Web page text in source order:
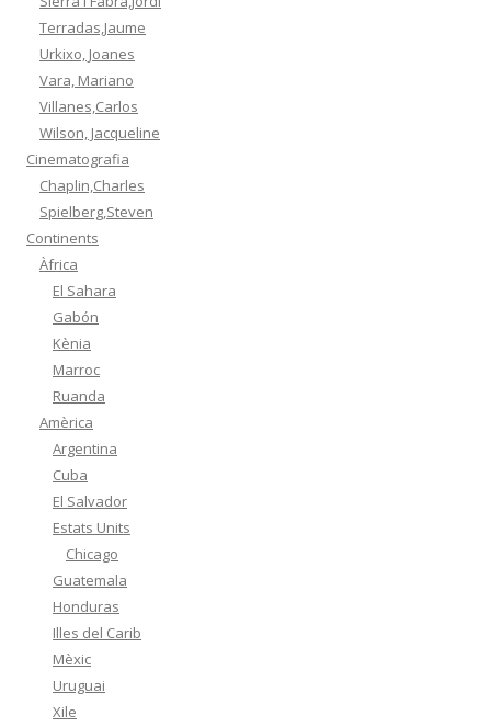
Terradas,Jaume
Urkixo, Joanes
Vara, Mariano
Villanes,Carlos
Wilson, Jacqueline
Cinematografia
Chaplin,Charles
Spielberg,Steven
Continents
Àfrica
El Sahara
Gabón
Kènia
Marroc
Ruanda
Amèrica
Argentina
Cuba
El Salvador
Estats Units
Chicago
Guatemala
Honduras
Illes del Carib
Mèxic
Uruguai
Xile